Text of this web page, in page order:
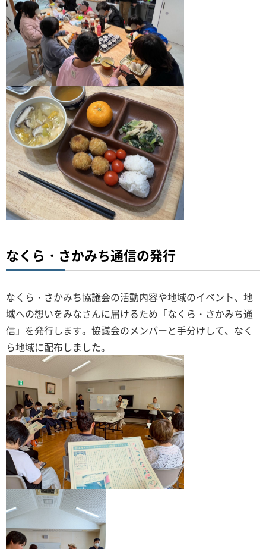
なくら・さかみち通信の発行
​​​なくら・さかみち協議会の活動内容や地域のイベント、地
域への想いをみなさんに届けるため「なくら・さかみち通
信」を発行します。協議会のメンバーと手分けして、なく
ら地域に配布しました。